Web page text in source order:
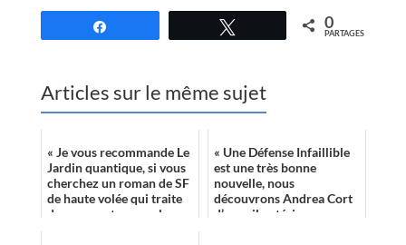
0
PARTAGES
Articles sur le même sujet
« Je vous recommande Le
Jardin quantique, si vous
cherchez un roman de SF
de haute volée qui traite
de voyages temporels. »
« Une Défense Infaillible
est une très bonne
nouvelle, nous
découvrons Andrea Cort
d’un œil extérieur, un